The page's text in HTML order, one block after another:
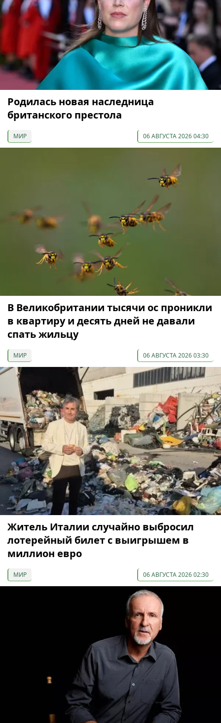
Родилась новая наследница
британского престола
МИР 06 АВГУСТА 2026 04:30
В Великобритании тысячи ос проникли
в квартиру и десять дней не давали
спать жильцу
МИР 06 АВГУСТА 2026 03:30
Житель Италии случайно выбросил
лотерейный билет с выигрышем в
миллион евро
МИР 06 АВГУСТА 2026 02:30